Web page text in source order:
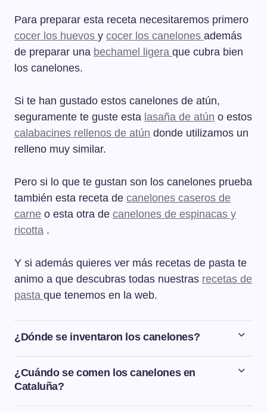
Para preparar esta receta necesitaremos primero
cocer los huevos y cocer los canelones además
de preparar una bechamel ligera que cubra bien
los canelones.
Si te han gustado estos canelones de atún,
seguramente te guste esta lasaña de atún o estos
calabacines rellenos de atún donde utilizamos un
relleno muy similar.
Pero si lo que te gustan son los canelones prueba
también esta receta de canelones caseros de
carne o esta otra de canelones de espinacas y
ricotta .
Y si además quieres ver más recetas de pasta te
animo a que descubras todas nuestras recetas de
pasta que tenemos en la web.
¿Dónde se inventaron los canelones?
Los canelones son originarios de Italia y consisten en
una pasta en forma de caña o cilindro y rellena.
¿Cuándo se comen los canelones en
Cataluña?
En Cataluña es tradicional comer los canelones el día